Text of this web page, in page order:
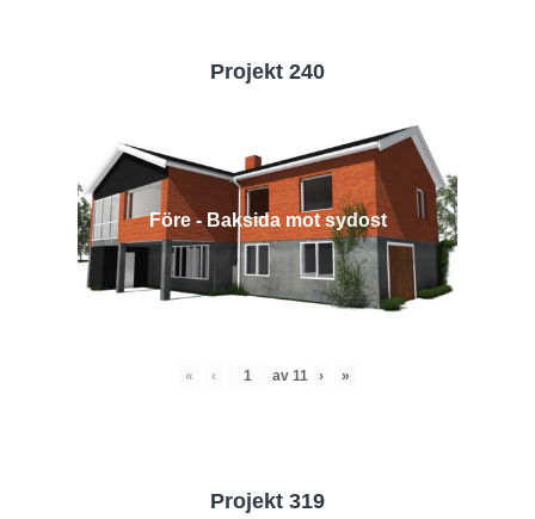
Projekt 240
Före - Baksida mot sydost
« ‹ av 11 › »
Projekt 319